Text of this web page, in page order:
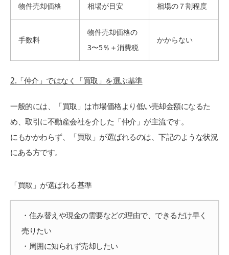
物件売却価格 相場が目安 相場の７割程度
手数料
物件売却価格の
3〜5％＋消費税
かからない
2.「仲介」ではなく「買取」を選ぶ基準
一般的には、「買取」は市場価格より低い売却金額になるた
め、取引に不動産会社を介した「仲介」が主流です。
にもかかわらず、「買取」が選ばれるのは、下記のような状況
にある方です。
「買取」が選ばれる基準
・住み替えや現金の需要などの理由で、できるだけ早く
売りたい
・周囲に知られず売却したい